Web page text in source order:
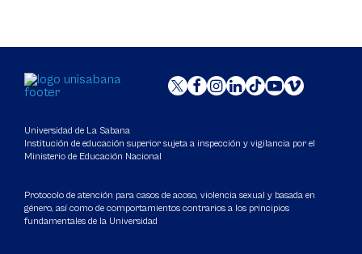
Universidad de La Sabana
Institución de educación superior sujeta a inspección y vigilancia por el
Ministerio de Educación Nacional
Protocolo de atención para casos de acoso, violencia sexual y basada en
género, así como de comportamientos contrarios a los principios
fundamentales de la Universidad